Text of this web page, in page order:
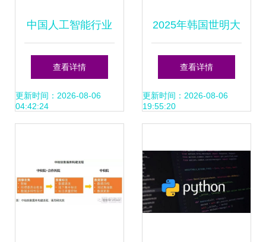
中国人工智能行业
应用发展趋势2024
AI应用软件开发的
查看详情
更新时间：2026-08-06
04:42:24
2025年韩国世明大
学1年制中文授课
专升本申请指南 人
发
查看详情
更新时间：2026-08-06
19:55:20